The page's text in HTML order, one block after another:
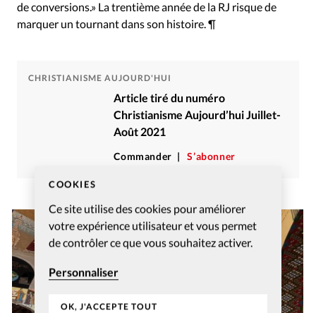
COOKIES
Ce site utilise des cookies pour améliorer
votre expérience utilisateur et vous permet
de contrôler ce que vous souhaitez activer.
Personnaliser
OK, J'ACCEPTE TOUT
de conversions.» La trentième année de la RJ risque de
marquer un tournant dans son histoire. ¶
CHRISTIANISME AUJOURD'HUI
Article tiré du numéro
Christianisme Aujourd’hui Juillet-
Août 2021
Commander S’abonner